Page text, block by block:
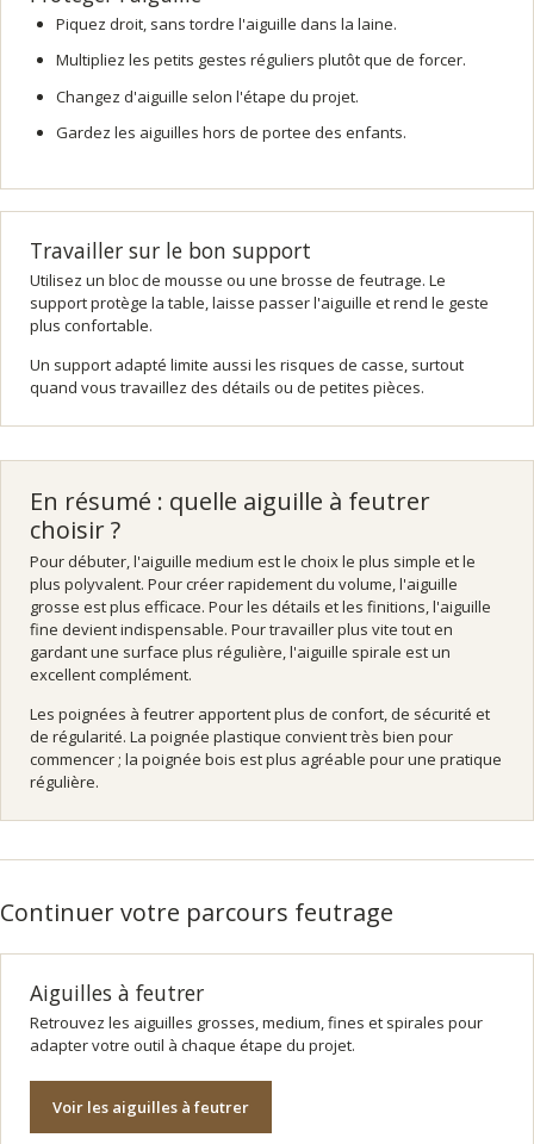
Piquez droit, sans tordre l'aiguille dans la laine.
Multipliez les petits gestes réguliers plutôt que de forcer.
Changez d'aiguille selon l'étape du projet.
Gardez les aiguilles hors de portee des enfants.
Travailler sur le bon support
Utilisez un bloc de mousse ou une brosse de feutrage. Le
support protège la table, laisse passer l'aiguille et rend le geste
plus confortable.
Un support adapté limite aussi les risques de casse, surtout
quand vous travaillez des détails ou de petites pièces.
En résumé : quelle aiguille à feutrer
choisir ?
Pour débuter, l'aiguille medium est le choix le plus simple et le
plus polyvalent. Pour créer rapidement du volume, l'aiguille
grosse est plus efficace. Pour les détails et les finitions, l'aiguille
fine devient indispensable. Pour travailler plus vite tout en
gardant une surface plus régulière, l'aiguille spirale est un
excellent complément.
Les poignées à feutrer apportent plus de confort, de sécurité et
de régularité. La poignée plastique convient très bien pour
commencer ; la poignée bois est plus agréable pour une pratique
régulière.
Continuer votre parcours feutrage
Aiguilles à feutrer
Retrouvez les aiguilles grosses, medium, fines et spirales pour
adapter votre outil à chaque étape du projet.
Voir les aiguilles à feutrer